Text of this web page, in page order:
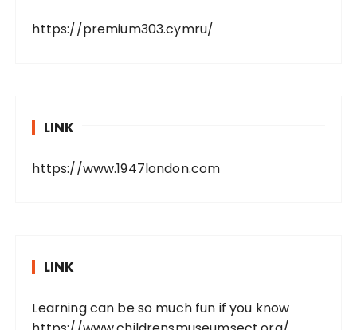
https://premium303.cymru/
LINK
https://www.1947london.com
LINK
Learning can be so much fun if you know